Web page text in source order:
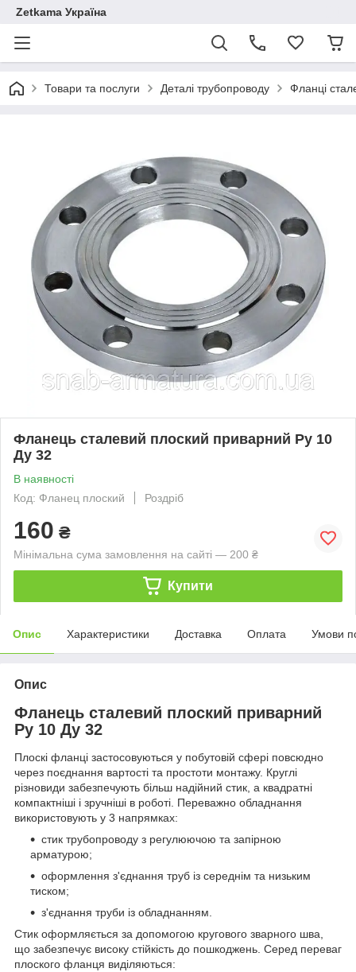
Zetkama Україна
Товари та послуги Деталі трубопроводу Фланці
Фланець сталевий плоский приварний Ру 10
Ду 32
В наявності
Код: Фланец плоский
Роздріб
160 ₴
Мінімальна сума замовлення на сайті — 200 ₴
Купити
Опис Характеристики Доставка Оплата Умови
Опис
Фланець сталевий плоский приварний
Ру 10 Ду 32
Плоскі фланці застосовуються у побутовій сфері повсюдно
через поєднання вартості та простоти монтажу. Круглі
різновиди забезпечують більш надійний стик, а квадратні
компактніші і зручніші в роботі. Переважно обладнання
використовують у 3 напрямках:
стик трубопроводу з регулюючою та запірною
арматурою;
оформлення з'єднання труб із середнім та низьким
тиском;
з'єднання труби із обладнанням.
Стик оформляється за допомогою кругового зварного шва,
що забезпечує високу стійкість до пошкоджень. Серед переваг
плоского фланця виділяються: